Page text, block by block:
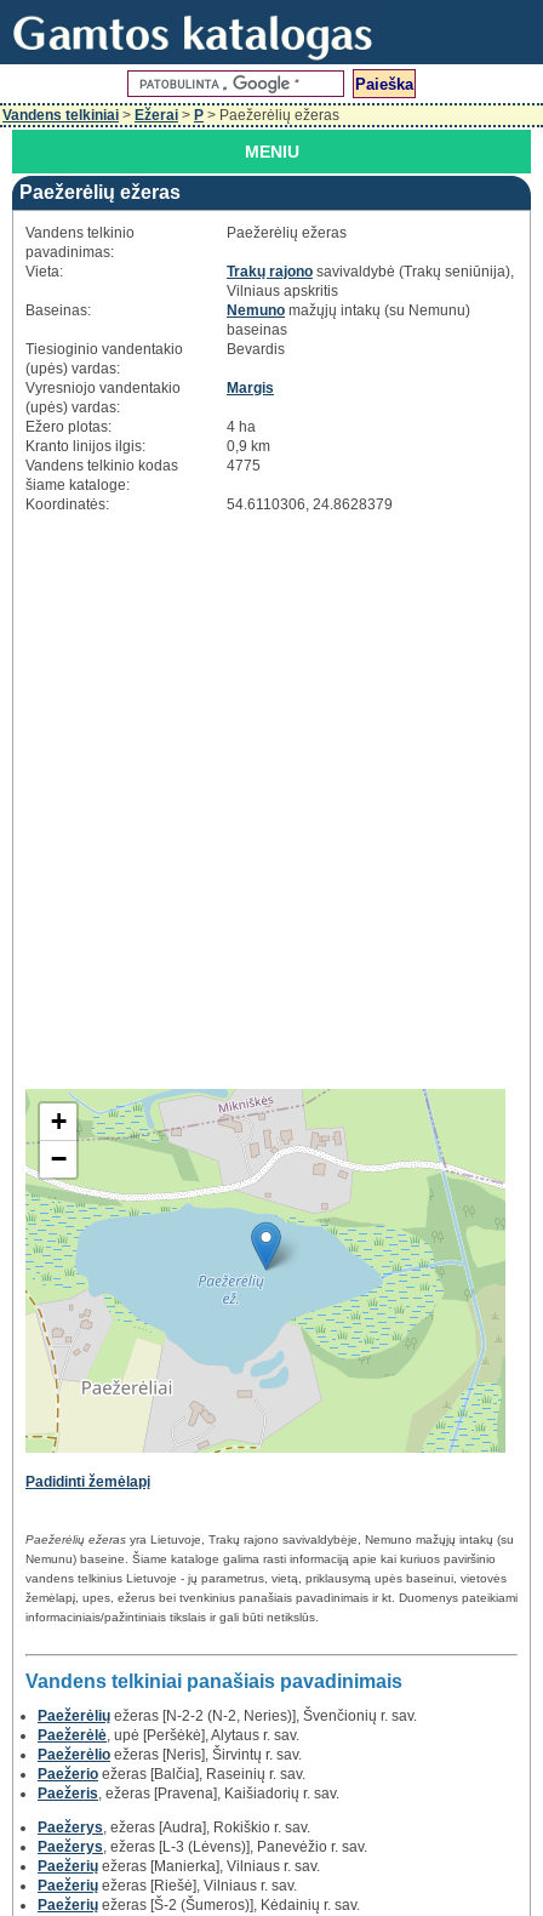
Vandens telkiniai > Ežerai > P > Paežerėlių ežeras
MENIU
Paežerėlių ežeras
Vandens telkinio
pavadinimas:
Paežerėlių ežeras
Vieta: Trakų rajono savivaldybė (Trakų seniūnija),
Vilniaus apskritis
Baseinas:
Nemuno mažųjų intakų (su Nemunu)
baseinas
Tiesioginio vandentakio
(upės) vardas:
Bevardis
Vyresniojo vandentakio
(upės) vardas:
Margis
Ežero plotas:
4 ha
Kranto linijos ilgis:
0,9 km
Vandens telkinio kodas
šiame kataloge:
4775
Koordinatės: 54.6110306, 24.8628379
+
−
Padidinti žemėlapį
Paežerėlių ežeras yra Lietuvoje, Trakų rajono savivaldybėje, Nemuno mažųjų intakų (su
Nemunu) baseine. Šiame kataloge galima rasti informaciją apie kai kuriuos paviršinio
vandens telkinius Lietuvoje - jų parametrus, vietą, priklausymą upės baseinui, vietovės
žemėlapį, upes, ežerus bei tvenkinius panašiais pavadinimais ir kt. Duomenys pateikiami
informaciniais/pažintiniais tikslais ir gali būti netikslūs.
Vandens telkiniai panašiais pavadinimais
Paežerėlių ežeras [N-2-2 (N-2, Neries)], Švenčionių r. sav.
Paežerėlė, upė [Peršėkė], Alytaus r. sav.
Paežerėlio ežeras [Neris], Širvintų r. sav.
Paežerio ežeras [Balčia], Raseinių r. sav.
Paežeris, ežeras [Pravena], Kaišiadorių r. sav.
Paežerys, ežeras [Audra], Rokiškio r. sav.
Paežerys, ežeras [L-3 (Lėvens)], Panevėžio r. sav.
Paežerių ežeras [Manierka], Vilniaus r. sav.
Paežerių ežeras [Riešė], Vilniaus r. sav.
Paežerių ežeras [Š-2 (Šumeros)], Kėdainių r. sav.